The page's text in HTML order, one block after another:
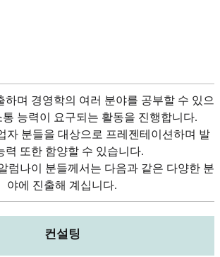
하며 경영학의 여러 분야를 공부할 수 있으
능력이 요구되는 활동을 진행합니다.
자 분들을 대상으로 프레젠테이션하며 발
력 또한 함양할 수 있습니다.
럼나이 분들께서는 다음과 같은 다양한 분
야에 진출해 계십니다.
컨설팅